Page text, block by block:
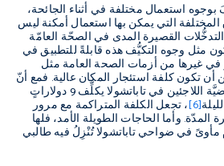
استعمال مختلفة في أثناء الجائحة،
التي يمكن بها استعمال أمكنة ليس
القصيرة المدى في الصحّة العامّة
مثل وجوه التكيُّف هذه قابلةً للتطبيق في
في غيرها من أزمات الصحة العامة مثل
تكون كلفة استئجار المكان عالية. فمع أنّ
الفندق الذي تستعمله مفوضيَّة اللاجئين في تاباتشولا يكلِّف 9 دولاراتٍ
[6] ، تجعل الكلفة المتراكمة مع مرور
المدّة. وأما الحاجات الطويلة الأمد، فلها
مأوىً في ضواحي تاباتشولا تُنْزِلُ فيه طالبي